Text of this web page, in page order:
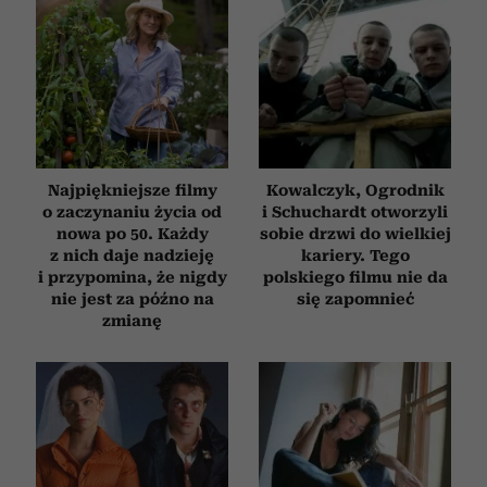
Najpiękniejsze filmy
o zaczynaniu życia od
nowa po 50. Każdy
z nich daje nadzieję
i przypomina, że nigdy
nie jest za późno na
zmianę
Kowalczyk, Ogrodnik
i Schuchardt otworzyli
sobie drzwi do wielkiej
kariery. Tego
polskiego filmu nie da
się zapomnieć